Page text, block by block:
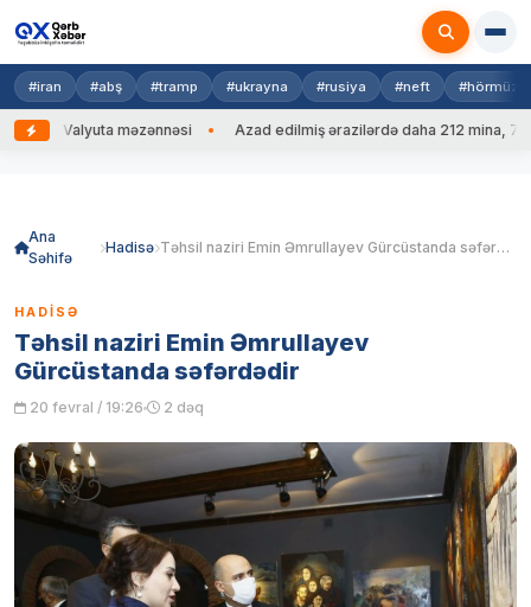
#iran #abş #tramp #ukrayna #rusiya #neft #hörmüz
Valyuta məzənnəsi Azad edilmiş ərazilərdə daha 212 mina, 753
Ana
Səhifə
Hadisə Təhsil naziri Emin Əmrullayev Gürcüstanda səfərdədir
HADISƏ
Təhsil naziri Emin Əmrullayev
Gürcüstanda səfərdədir
20 fevral / 19:26 2 dəq